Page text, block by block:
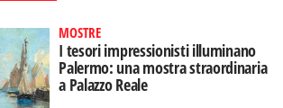
MOSTRE
I tesori impressionisti illuminano
Palermo: una mostra straordinaria
a Palazzo Reale